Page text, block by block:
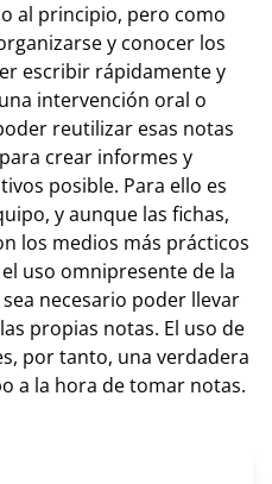
al principio, pero como
y conocer los
escribir rápidamente y
intervención oral o
reutilizar esas notas
crear informes y
posible. Para ello es
y aunque las fichas,
los medios más prácticos
uso omnipresente de la
necesario poder llevar
propias notas. El uso de
por tanto, una verdadera
a la hora de tomar notas.